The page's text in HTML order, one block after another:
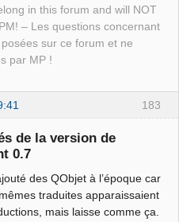
in this forum and will NOT
– Les questions concernant
sur ce forum et ne
par MP !
183
de la version de
0.7
des QObjet à l’époque car
traduites apparaissaient
mais laisse comme ça.